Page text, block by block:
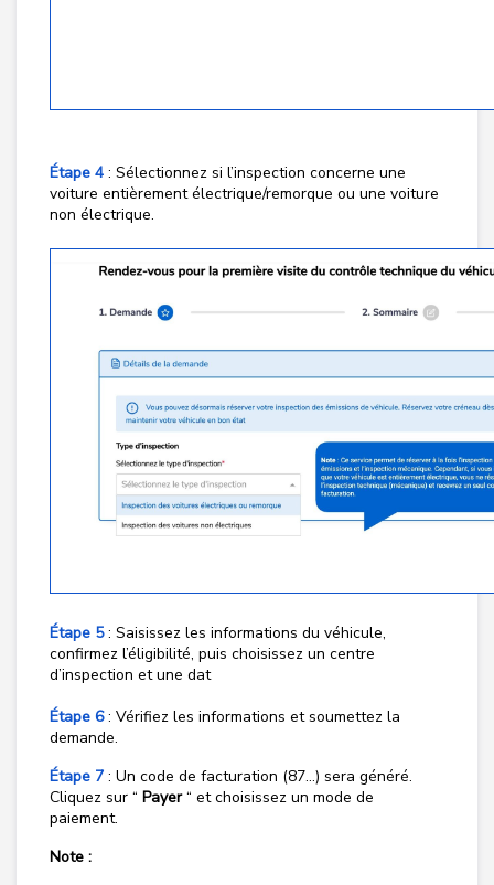
Étape 4 : Sélectionnez si l’inspection concerne une
voiture entièrement électrique/remorque ou une voiture
non électrique.
Étape 5: Saisissez les informations du véhicule,
confirmez l’éligibilité, puis choisissez un centre
d’inspection et une dat
Étape 6: Vérifiez les informations et soumettez la
demande.
Étape 7 : Un code de facturation (87…) sera généré.
Cliquez sur “ Payer“ et choisissez un mode de
paiement.
Note :